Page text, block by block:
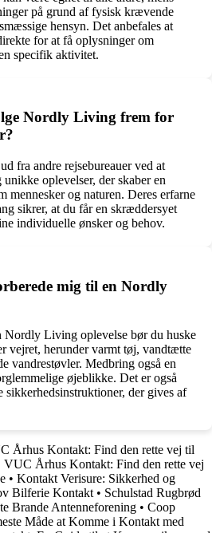
på grund af fysisk krævende
hensyn. Det anbefales at
for at få oplysninger om
specifik aktivitet.
Nordly Living frem for
fra andre rejsebureauer ved at
oplevelser, der skaber en
mennesker og naturen. Deres erfarne
sikrer, at du får en skræddersyet
individuelle ønsker og behov.
mig til en Nordly
Nordly Living oplevelse bør du huske
vejret, herunder varmt tøj, vandtætte
vandrestøvler. Medbring også en
øjeblikke. Det er også
der gives af
Århus Kontakt: Find den rette vej til
VUC Århus Kontakt: Find den rette vej
• Kontakt Verisure: Sikkerhed og
Bilferie Kontakt • Schulstad Rugbrød
Brande Antenneforening • Coop
Måde at Komme i Kontakt med